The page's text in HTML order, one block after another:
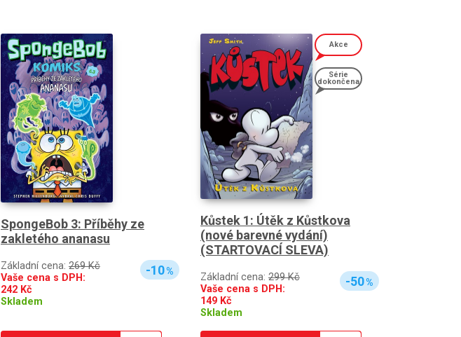
SpongeBob 3: Příběhy ze
zakletého ananasu
Základní cena: 269 Kč
Vaše cena s DPH:
242 Kč
Skladem
-10%
Akce
Série
dokončena
Kůstek 1: Útěk z Kůstkova
(nové barevné vydání)
(STARTOVACÍ SLEVA)
Základní cena: 299 Kč
Vaše cena s DPH:
149 Kč
Skladem
-50%